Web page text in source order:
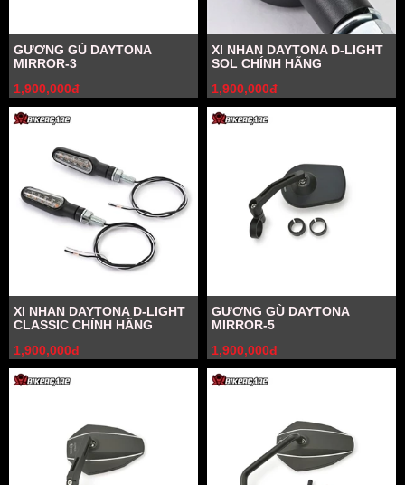
GƯƠNG GÙ DAYTONA
MIRROR-3
1,900,000đ
XI NHAN DAYTONA D-LIGHT
SOL CHÍNH HÃNG
1,900,000đ
XI NHAN DAYTONA D-LIGHT
CLASSIC CHÍNH HÃNG
1,900,000đ
GƯƠNG GÙ DAYTONA
MIRROR-5
1,900,000đ